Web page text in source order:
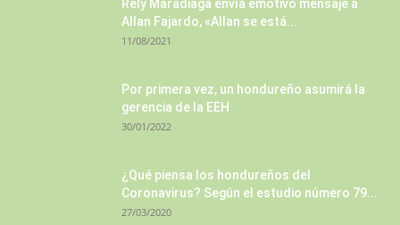
Rely Maradiaga envía emotivo mensaje a
Allan Fajardo, «Allan se está...
11/08/2021
Por primera vez, un hondureño asumirá la
gerencia de la EEH
30/01/2022
¿Qué piensa los hondureños del
Coronavirus? Según el estudio número 79...
27/03/2020